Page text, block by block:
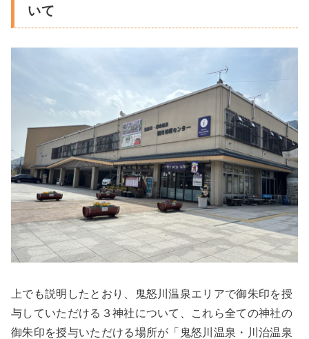
いて
上でも説明したとおり、鬼怒川温泉エリアで御朱印を授
与していただける３神社について、これら全ての神社の
御朱印を授与いただける場所が「鬼怒川温泉・川治温泉